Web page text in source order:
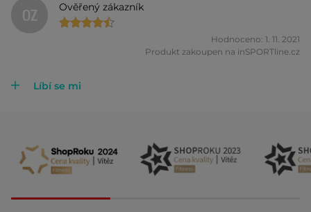
OZ Ověřený zákazník
Hodnoceno: 1. 11. 2021
Produkt zakoupen na inSPORTline.cz
Líbí se mi